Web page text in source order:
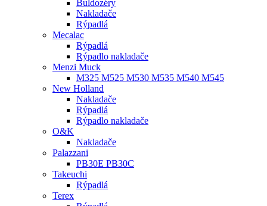
Buldozéry
Nakladače
Rýpadlá
Mecalac
Rýpadlá
Rýpadlo nakladače
Menzi Muck
M325 M525 M530 M535 M540 M545
New Holland
Nakladače
Rýpadlá
Rýpadlo nakladače
O&K
Nakladače
Palazzani
PB30E PB30C
Takeuchi
Rýpadlá
Terex